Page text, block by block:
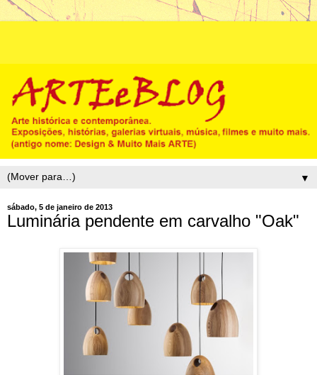
▼
sábado, 5 de janeiro de 2013
Luminária pendente em carvalho "Oak"